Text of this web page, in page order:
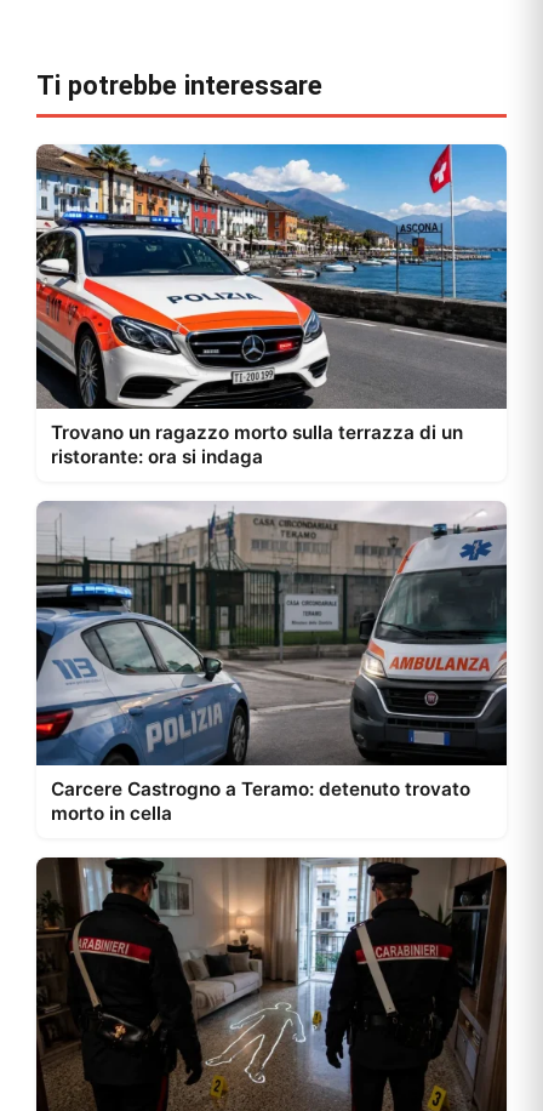
Ti potrebbe interessare
Trovano un ragazzo morto sulla terrazza di un
ristorante: ora si indaga
Carcere Castrogno a Teramo: detenuto trovato
morto in cella